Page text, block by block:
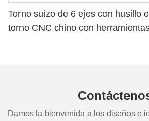
Torno suizo de 6 ejes con husillo
torno CNC chino con
Damos la bienvenida a los diseños e